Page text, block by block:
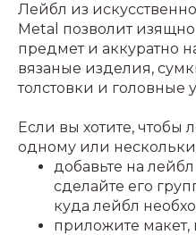
Лейбл из
Metal позволит
предмет и аккуратно
вязаные изделия,
толстовки и головные
Если вы хотите, чтобы
одному или
добавьте на
сделайте его
куда лейбл
приложите